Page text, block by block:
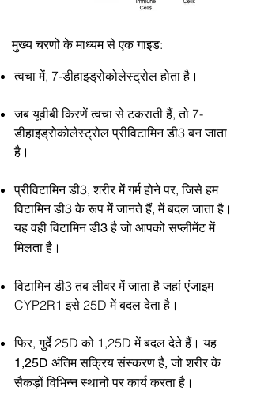
मुख्य चरणों के माध्यम से एक गाइड:
त्वचा में, 7-डीहाइड्रोकोलेस्ट्रोल होता है।
जब यूवीबी किरणें त्वचा से टकराती हैं, तो 7-
डीहाइड्रोकोलेस्ट्रोल प्रीविटामिन डी3 बन जाता
है।
प्रीविटामिन डी3, शरीर में गर्म होने पर, जिसे हम
विटामिन डी3 के रूप में जानते हैं, में बदल जाता है।
यह वही विटामिन डी3 है जो आपको सप्लीमेंट में
मिलता है।
विटामिन डी3 तब लीवर में जाता है जहां एंजाइम
CYP2R1 इसे 25D में बदल देता है।
फिर, गुर्दे 25D को 1,25D में बदल देते हैं।यह
1,25D अंतिम सक्रिय संस्करण है, जो शरीर के
सैकड़ों विभिन्न स्थानों पर कार्य करता है।